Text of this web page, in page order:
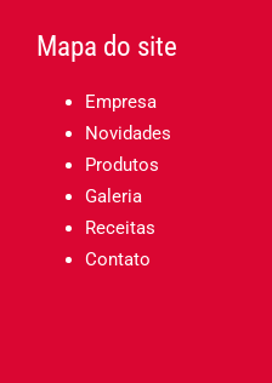
Mapa do site
Empresa
Novidades
Produtos
Galeria
Receitas
Contato